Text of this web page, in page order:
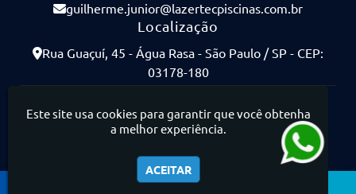
guilherme.junior@lazertecpiscinas.com.br
Localização
Rua Guaçuí, 45 - Água Rasa - São Paulo / SP - CEP:
03178-180
Este site usa cookies para garantir que você obtenha
a melhor experiência.
ACEITAR